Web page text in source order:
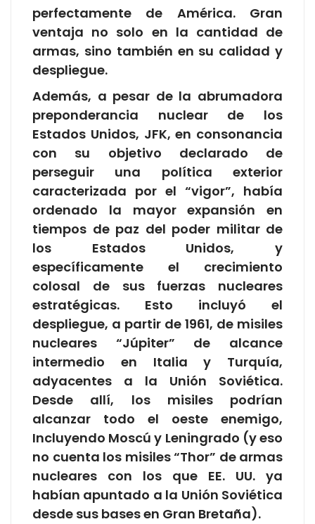
perfectamente de América. Gran
ventaja no solo en la cantidad de
armas, sino también en su calidad y
despliegue.
Además, a pesar de la abrumadora
preponderancia nuclear de los
Estados Unidos, JFK, en consonancia
con su objetivo declarado de
perseguir una política exterior
caracterizada por el “vigor”, había
ordenado la mayor expansión en
tiempos de paz del poder militar de
los Estados Unidos, y
específicamente el crecimiento
colosal de sus fuerzas nucleares
estratégicas. Esto incluyó el
despliegue, a partir de 1961, de misiles
nucleares “Júpiter” de alcance
intermedio en Italia y Turquía,
adyacentes a la Unión Soviética.
Desde allí, los misiles podrían
alcanzar todo el oeste enemigo,
Incluyendo Moscú y Leningrado (y eso
no cuenta los misiles “Thor” de armas
nucleares con los que EE. UU. ya
habían apuntado a la Unión Soviética
desde sus bases en Gran Bretaña).